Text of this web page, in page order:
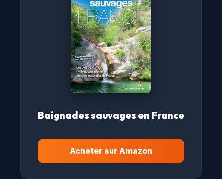
Baignades sauvages en France
Acheter sur Amazon